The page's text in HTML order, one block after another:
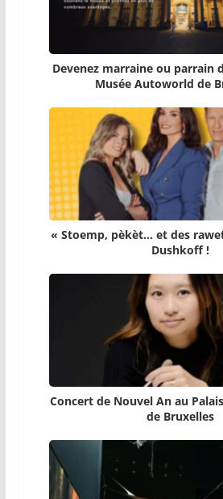
Devenez marraine ou parrain
Musée Autoworld de
« Stoemp, pèkèt… et des
Dushkoff !
Concert de Nouvel An au
de Bruxelles